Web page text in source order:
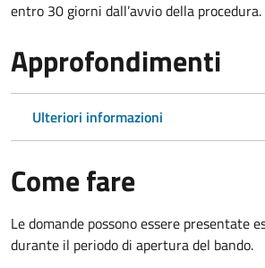
entro 30 giorni dall’avvio della procedura.
Approfondimenti
Ulteriori informazioni
Come fare
Le domande possono essere presentate
durante il periodo di apertura del bando.